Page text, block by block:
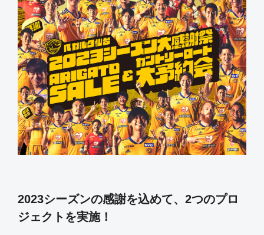
2023シーズンの感謝を込めて、2つのプロ
ジェクトを実施！